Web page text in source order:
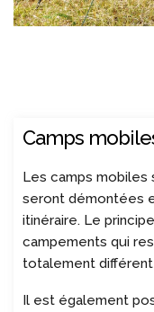
Camps
Les camps
seront démontées
itinéraire. Le
campements qui
totalement différent
Il est également